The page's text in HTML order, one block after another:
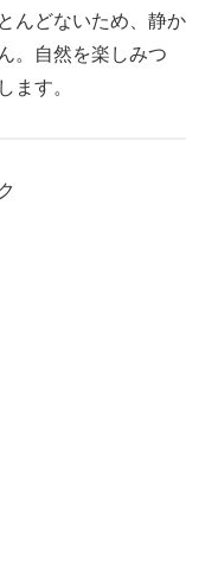
んどないため、静か
。自然を楽しみつ
ます。